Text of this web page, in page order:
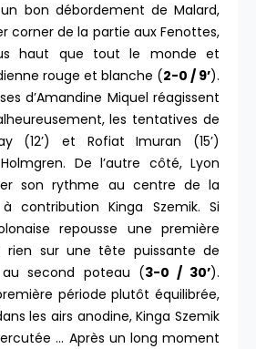
bon débordement de Malard,
corner de la partie aux Fenottes,
haut que tout le monde et
rouge et blanche (2-0 / 9’).
d’Amandine Miquel réagissent
les tentatives de
(12’) et Rofiat Imuran (15’)
De l’autre côté, Lyon
son rythme au centre de la
contribution Kinga Szemik. Si
repousse une première
rien sur une tête puissante de
au second poteau (3-0 / 30’).
période plutôt équilibrée,
les airs anodine, Kinga Szemik
… Après un long moment